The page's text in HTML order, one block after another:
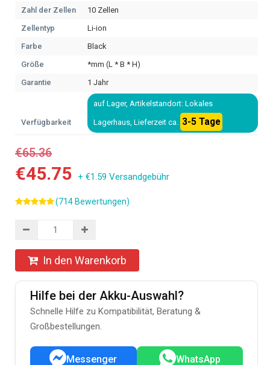
Zahl der Zellen
10 Zellen
Zellentyp
Li-ion
Farbe
Black
Größe
*mm (L * B * H)
Garantie
1 Jahr
Verfügbarkeit
auf Lager, Artikelstandort: Lokales
Lagerhaus, Lieferzeit ca. 3-5 Tage
€65.36
€45.75 + €1.59 Versandgebühr
(714 Bewertungen)
In den Warenkorb
Hilfe bei der Akku-Auswahl?
Schnelle Hilfe zu Kompatibilität, Beratung &
Großbestellungen.
Messenger WhatsApp